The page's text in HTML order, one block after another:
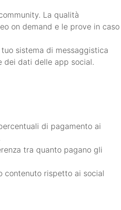
La qualità
on demand e le prove in caso
sistema di messaggistica
dei dati delle app social.
di pagamento ai
tra quanto pagano gli
contenuto rispetto ai social